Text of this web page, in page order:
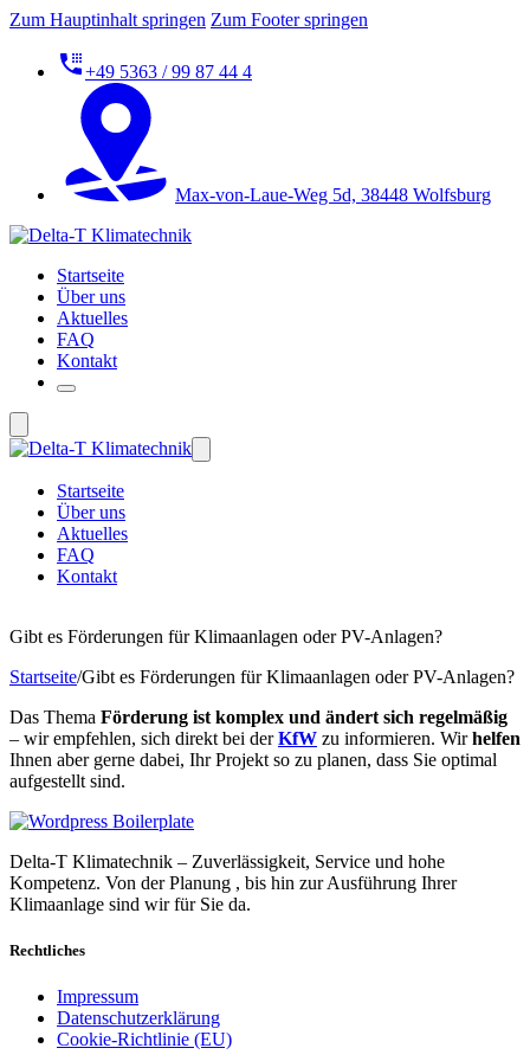
Zum Hauptinhalt springen Zum Footer springen
+49 5363 / 99 87 44 4
Max-von-Laue-Weg 5d, 38448 Wolfsburg
Startseite
Über uns
Aktuelles
FAQ
Kontakt
Startseite
Über uns
Aktuelles
FAQ
Kontakt
Gibt es Förderungen für Klimaanlagen oder PV-Anlagen?
Startseite/Gibt es Förderungen für Klimaanlagen oder PV-Anlagen?
Das Thema Förderung ist komplex und ändert sich regelmäßig
– wir empfehlen, sich direkt bei derKfW zu informieren. Wirhelfen
Ihnen aber gerne dabei, Ihr Projekt so zu planen, dass Sie optimal
aufgestellt sind.
Delta-T Klimatechnik – Zuverlässigkeit, Service und hohe
Kompetenz. Von der Planung , bis hin zur Ausführung Ihrer
Klimaanlage sind wir für Sie da.
Rechtliches
Impressum
Datenschutzerklärung
Cookie-Richtlinie (EU)